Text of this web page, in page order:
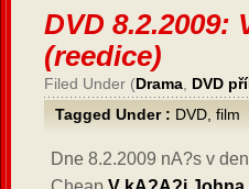
DVD
(reedice)
Filed Under (Drama DVD
Tagged Under : DVD film
Dne 8.2.2009 nA?s v